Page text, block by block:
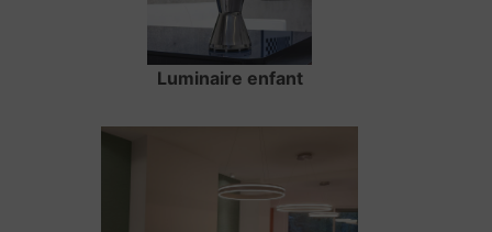
Luminaire enfant